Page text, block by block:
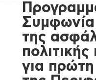
Συμφωνία
της
για